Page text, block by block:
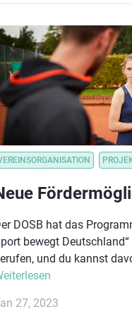
DOSB hat das
bewegt Deutschland“
und du kannst
Das Programm
27, 2023